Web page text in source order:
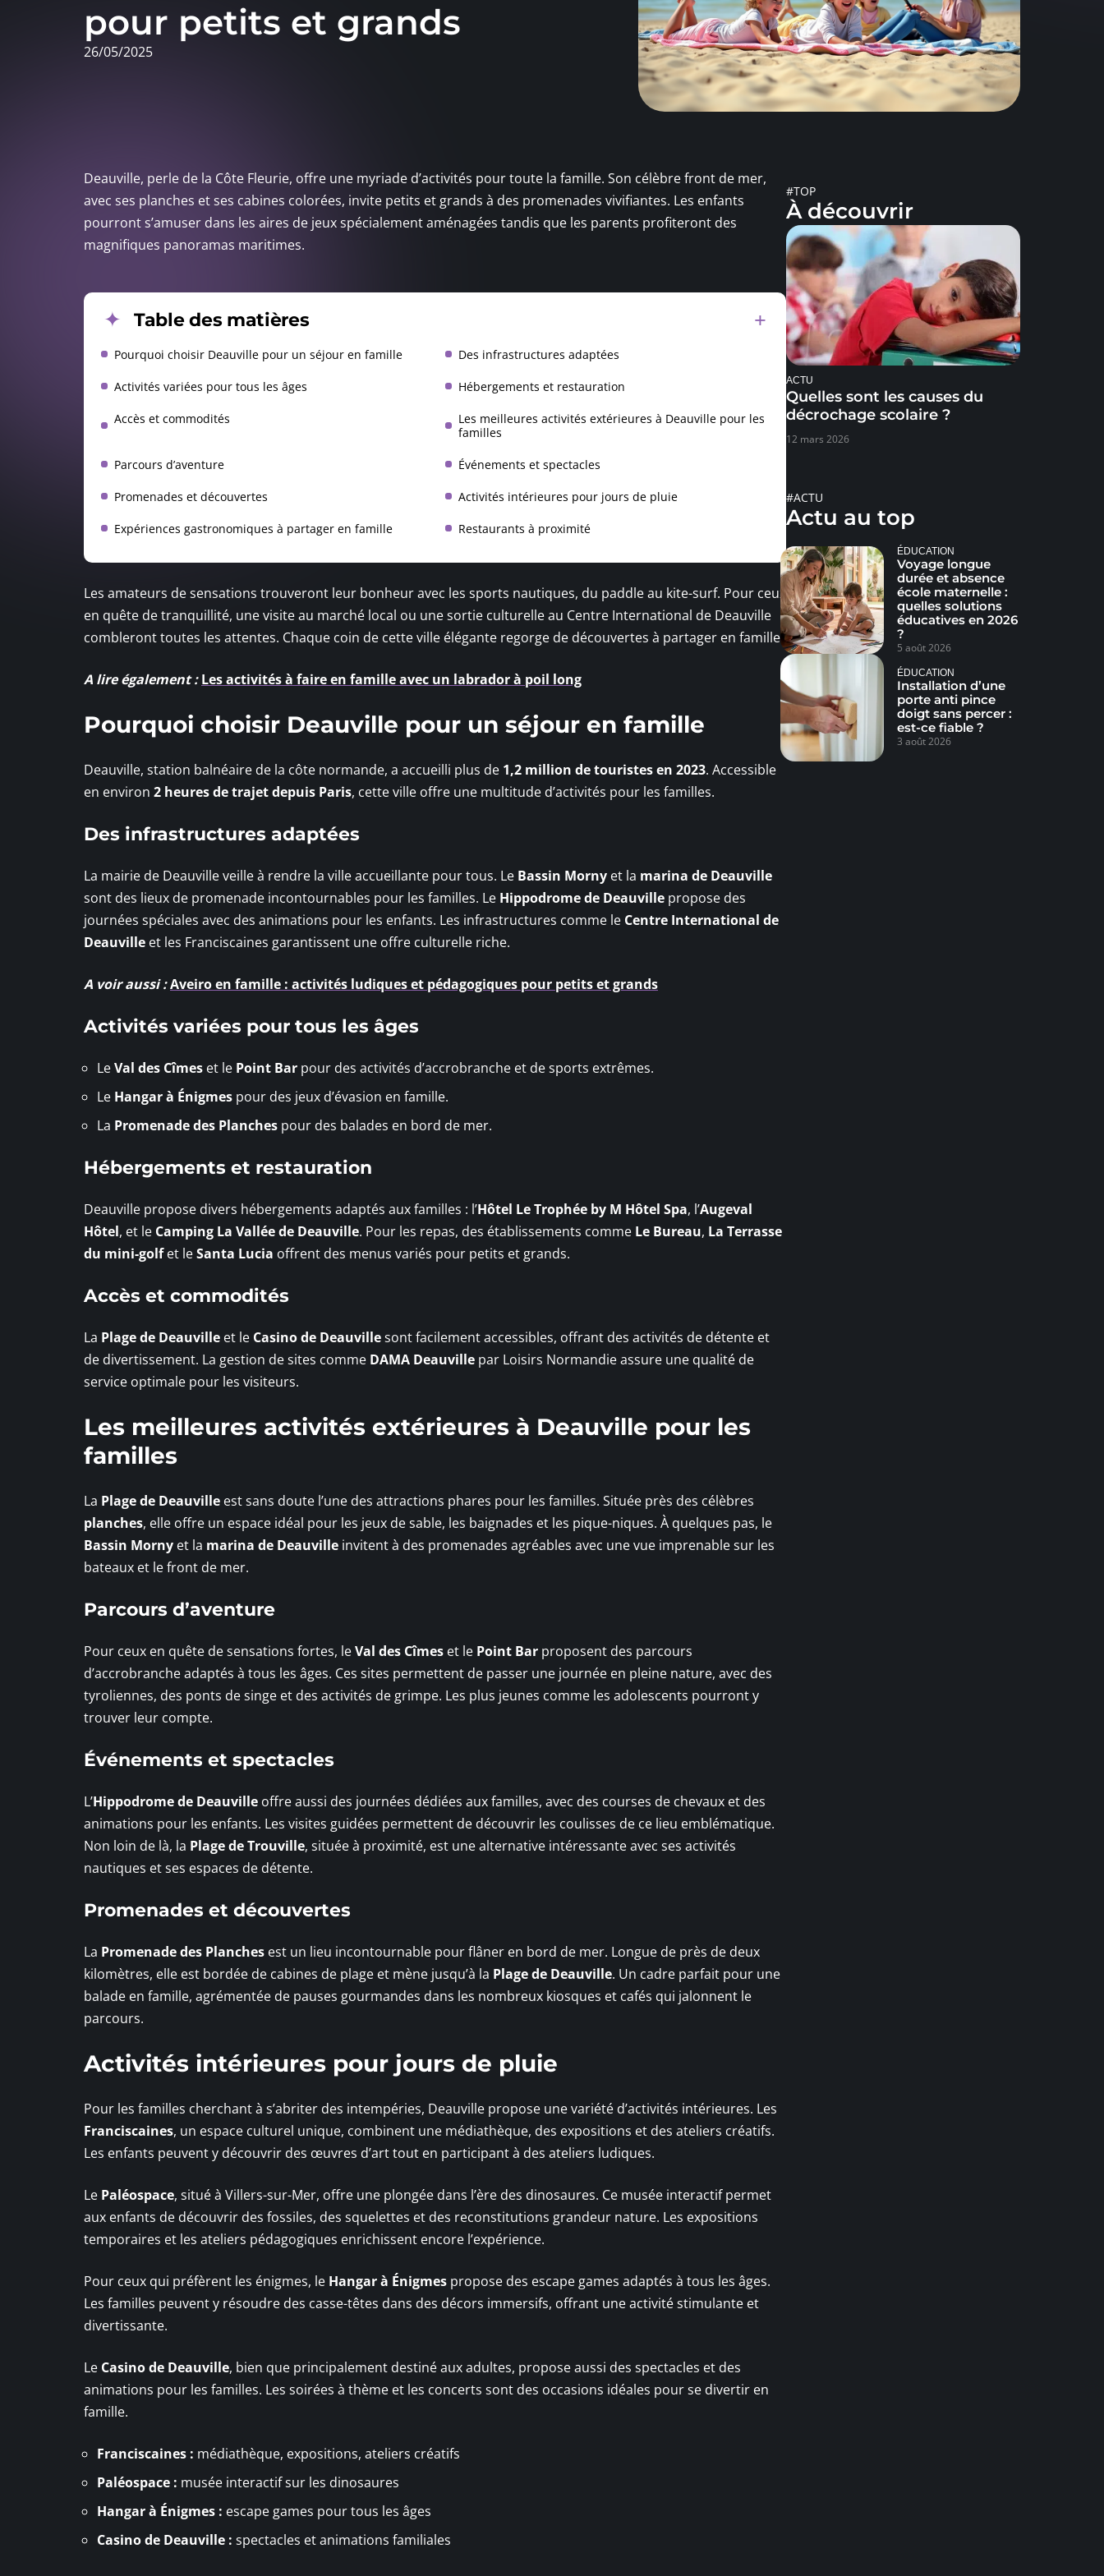
pour petits et grands
26/05/2025
Deauville, perle de la Côte Fleurie, offre une myriade d’activités pour toute la famille. Son célèbre front de mer,
avec ses planches et ses cabines colorées, invite petits et grands à des promenades vivifiantes. Les enfants
pourront s’amuser dans les aires de jeux spécialement aménagées tandis que les parents profiteront des
magnifiques panoramas maritimes.
Table des matières
Pourquoi choisir Deauville pour un séjour en famille Des infrastructures adaptées
Activités variées pour tous les âges Hébergements et restauration
Accès et commodités
Les meilleures activités extérieures à Deauville pour les
familles
Parcours d’aventure Événements et spectacles
Promenades et découvertes Activités intérieures pour jours de pluie
Expériences gastronomiques à partager en famille Restaurants à proximité
Les amateurs de sensations trouveront leur bonheur avec les sports nautiques, du paddle au kite-surf. Pour ceux
en quête de tranquillité, une visite au marché local ou une sortie culturelle au Centre International de Deauville
combleront toutes les attentes. Chaque coin de cette ville élégante regorge de découvertes à partager en famille.
A lire également : Les activités à faire en famille avec un labrador à poil long
Pourquoi choisir Deauville pour un séjour en famille
Deauville, station balnéaire de la côte normande, a accueilli plus de 1,2 million de touristes en 2023. Accessible
en environ 2 heures de trajet depuis Paris, cette ville offre une multitude d’activités pour les familles.
Des infrastructures adaptées
La mairie de Deauville veille à rendre la ville accueillante pour tous. Le Bassin Morny et la marina de Deauville
sont des lieux de promenade incontournables pour les familles. Le Hippodrome de Deauville propose des
journées spéciales avec des animations pour les enfants. Les infrastructures comme le Centre International de
Deauville et les Franciscaines garantissent une offre culturelle riche.
A voir aussi :Aveiro en famille : activités ludiques et pédagogiques pour petits et grands
Activités variées pour tous les âges
LeVal des Cîmes et le Point Bar pour des activités d’accrobranche et de sports extrêmes.
Le Hangar à Énigmes pour des jeux d’évasion en famille.
La Promenade des Planches pour des balades en bord de mer.
Hébergements et restauration
Deauville propose divers hébergements adaptés aux familles : l’Hôtel Le Trophée by M Hôtel Spa, l’Augeval
Hôtel, et le Camping La Vallée de Deauville. Pour les repas, des établissements comme Le Bureau, La Terrasse
du mini-golfet leSanta Lucia offrent des menus variés pour petits et grands.
Accès et commodités
La Plage de Deauville et le Casino de Deauvillesont facilement accessibles, offrant des activités de détente et
de divertissement. La gestion de sites comme DAMA Deauville par Loisirs Normandie assure une qualité de
service optimale pour les visiteurs.
Les meilleures activités extérieures à Deauville pour les
familles
La Plage de Deauville est sans doute l’une des attractions phares pour les familles. Située près des célèbres
planches, elle offre un espace idéal pour les jeux de sable, les baignades et les pique-niques. À quelques pas, le
Bassin Morny et la marina de Deauville invitent à des promenades agréables avec une vue imprenable sur les
bateaux et le front de mer.
Parcours d’aventure
Pour ceux en quête de sensations fortes, leVal des Cîmes et le Point Bar proposent des parcours
d’accrobranche adaptés à tous les âges. Ces sites permettent de passer une journée en pleine nature, avec des
tyroliennes, des ponts de singe et des activités de grimpe. Les plus jeunes comme les adolescents pourront y
trouver leur compte.
Événements et spectacles
L’Hippodrome de Deauville offre aussi des journées dédiées aux familles, avec des courses de chevaux et des
animations pour les enfants. Les visites guidées permettent de découvrir les coulisses de ce lieu emblématique.
Non loin de là, la Plage de Trouville, située à proximité, est une alternative intéressante avec ses activités
nautiques et ses espaces de détente.
Promenades et découvertes
La Promenade des Planches est un lieu incontournable pour flâner en bord de mer. Longue de près de deux
kilomètres, elle est bordée de cabines de plage et mène jusqu’à la Plage de Deauville. Un cadre parfait pour une
balade en famille, agrémentée de pauses gourmandes dans les nombreux kiosques et cafés qui jalonnent le
parcours.
Activités intérieures pour jours de pluie
Pour les familles cherchant à s’abriter des intempéries, Deauville propose une variété d’activités intérieures. Les
Franciscaines, un espace culturel unique, combinent une médiathèque, des expositions et des ateliers créatifs.
Les enfants peuvent y découvrir des œuvres d’art tout en participant à des ateliers ludiques.
Le Paléospace, situé à Villers-sur-Mer, offre une plongée dans l’ère des dinosaures. Ce musée interactif permet
aux enfants de découvrir des fossiles, des squelettes et des reconstitutions grandeur nature. Les expositions
temporaires et les ateliers pédagogiques enrichissent encore l’expérience.
Pour ceux qui préfèrent les énigmes, le Hangar à Énigmes propose des escape games adaptés à tous les âges.
Les familles peuvent y résoudre des casse-têtes dans des décors immersifs, offrant une activité stimulante et
divertissante.
Le Casino de Deauville, bien que principalement destiné aux adultes, propose aussi des spectacles et des
animations pour les familles. Les soirées à thème et les concerts sont des occasions idéales pour se divertir en
famille.
Franciscaines : médiathèque, expositions, ateliers créatifs
Paléospace : musée interactif sur les dinosaures
Hangar à Énigmes : escape games pour tous les âges
Casino de Deauville : spectacles et animations familiales
#TOP
À découvrir
ACTU
Quelles sont les causes du
décrochage scolaire ?
12 mars 2026
#ACTU
Actu au top
ÉDUCATION
Voyage longue
durée et absence
école maternelle :
quelles solutions
éducatives en 2026
?
5 août 2026
ÉDUCATION
Installation d’une
porte anti pince
doigt sans percer :
est-ce fiable ?
3 août 2026